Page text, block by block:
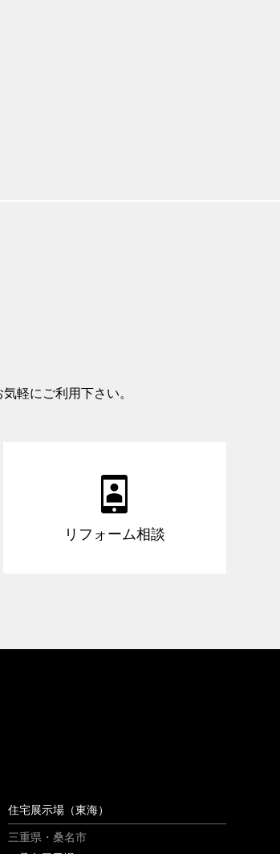
軽にご利用下さい。

リフォーム相談
住宅展示場（東海）
三重県・桑名市